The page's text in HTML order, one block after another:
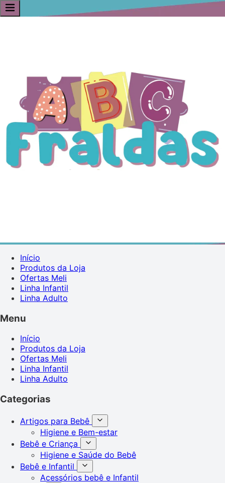
Início
Produtos da Loja
Ofertas Meli
Linha Infantil
Linha Adulto
Menu
Início
Produtos da Loja
Ofertas Meli
Linha Infantil
Linha Adulto
Categorias
Artigos para Bebê
Higiene e Bem-estar
Bebê e Criança
Higiene e Saúde do Bebê
Bebê e Infantil
Acessórios bebê e Infantil